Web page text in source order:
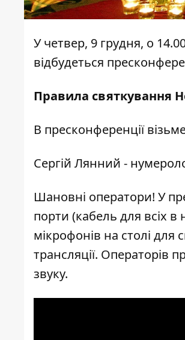
У четвер, 9 грудня, о
відбудеться
Правила святкування
В пресконференції
Сергій Лянний -
Шановні оператори! У
порти (кабель для всіх
мікрофонів на столі для
трансляції. Операторів
звуку.